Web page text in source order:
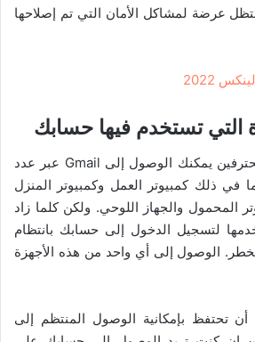
عرضة لمشاكل الأمان التي تم إصلاحها
2022
التي تستخدم فيها حسابك
إن كنت مثل معظم المحترفين يمكنك الوصول إلى Gmail عبر عدد
في ذلك كمبيوتر العمل وكمبيوتر المنزل
المحمول والجهاز اللوحي. ولكن كلما زاد
لتسجيل الدخول إلى حسابك بانتظام
الوصول إلى أي واحد من هذه الأجهزة
تحتفظ بإمكانية الوصول المنتظم إلى